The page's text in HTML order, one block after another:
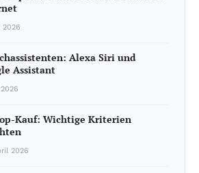
2026
Alexa Siri und
Assistant
Kauf: Wichtige Kriterien
2026